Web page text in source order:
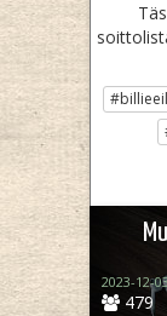
479
2023-12-